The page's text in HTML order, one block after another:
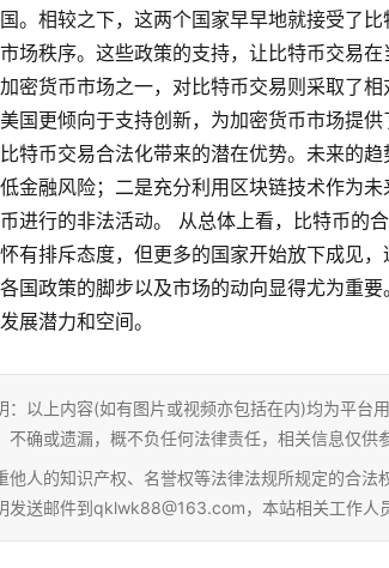
。相较之下，这两个国家早早地就接受了
场秩序。这些政策的支持，让比特币交易
密货币市场之一，对比特币交易则采取了
国更倾向于支持创新，为加密货币市场提
特币交易合法化带来的潜在优势。未来的
金融风险；二是充分利用区块链技术作为
进行的非法活动。 从总体上看，比特币的
有排斥态度，但更多的国家开始放下成见
国政策的脚步以及市场的动向显得尤为重
展潜力和空间。
：以上内容(如有图片或视频亦包括在内)均为平台
不确或遗漏，概不负任何法律责任，相关信息仅供
他人的知识产权、名誉权等法律法规所规定的合
发送邮件到qklwk88@163.com，本站相关工作人